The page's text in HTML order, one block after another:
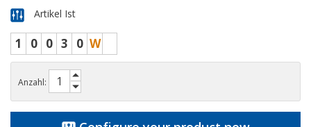
Artikel Ist
1 0 0 3 0 W
Anzahl: